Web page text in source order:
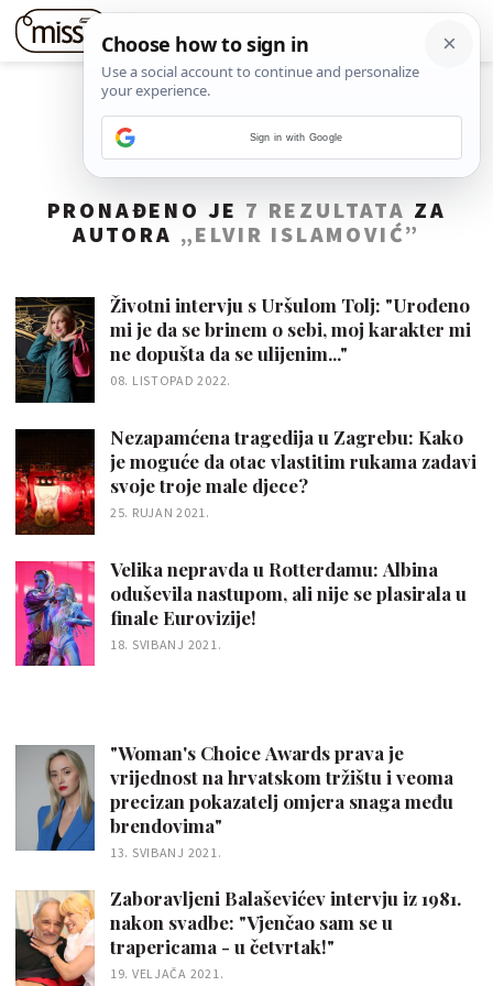
PRONAĐENO JE 7 REZULTATA ZA
AUTORA „ELVIR ISLAMOVIĆ”
Životni intervju s Uršulom Tolj: "Urođeno
mi je da se brinem o sebi, moj karakter mi
ne dopušta da se ulijenim..."
08. LISTOPAD 2022.
Nezapamćena tragedija u Zagrebu: Kako
je moguće da otac vlastitim rukama zadavi
svoje troje male djece?
25. RUJAN 2021.
Velika nepravda u Rotterdamu: Albina
oduševila nastupom, ali nije se plasirala u
finale Eurovizije!
18. SVIBANJ 2021.
"Woman's Choice Awards prava je
vrijednost na hrvatskom tržištu i veoma
precizan pokazatelj omjera snaga među
brendovima"
13. SVIBANJ 2021.
Zaboravljeni Balaševićev intervju iz 1981.
nakon svadbe: "Vjenčao sam se u
trapericama - u četvrtak!"
19. VELJAČA 2021.
Sign in with Google